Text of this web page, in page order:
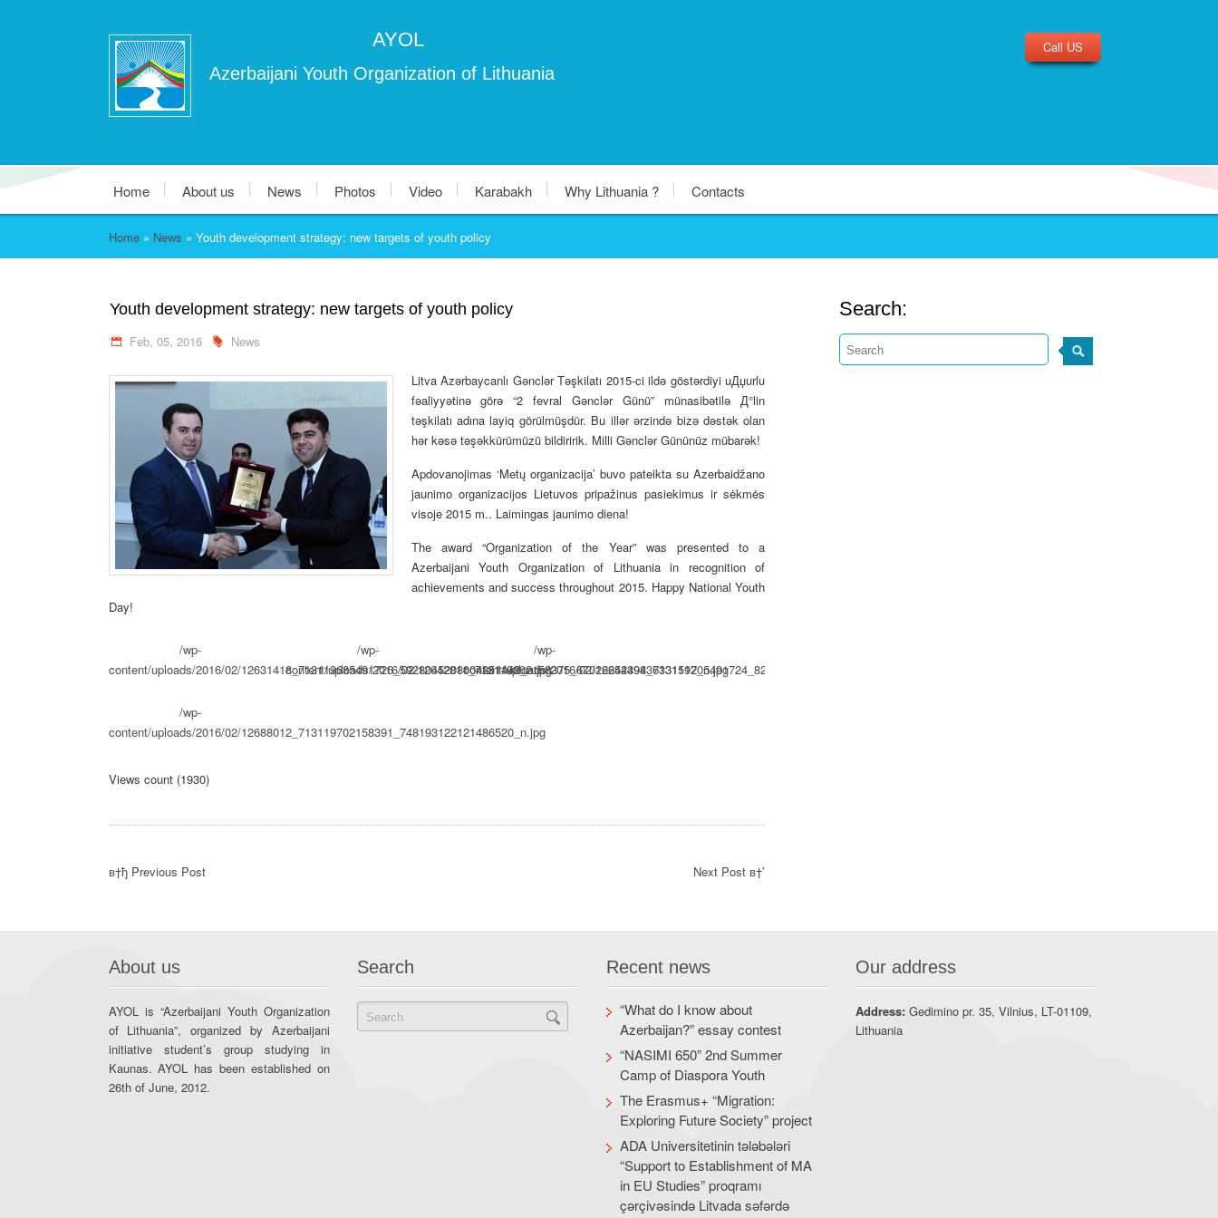
AYOL
Azerbaijani Youth Organization of Lithuania
Call US
Home About us News Photos Video Karabakh Why Lithuania ? Contacts
Home» News » Youth development strategy: new targets of youth policy
Youth development strategy: new targets of youth policy
Feb, 05, 2016 News
Litva Azərbaycanlı Gənclər Təşkilatı 2015-ci ildə göstərdiyi uДџurlu
fəaliyyətinə görə “2 fevral Gənclər Günü” münasibətilə Д°lin
təşkilatı adına layiq görülmüşdür. Bu illər ərzində bizə dəstək olan
hər kəsə təşəkkürümüzü bildiririk. Milli Gənclər Gününüz mübarək!
Apdovanojimas ‘Metų organizacija’ buvo pateikta su Azerbaidžano
jaunimo organizacijos Lietuvos pripažinus pasiekimus ir sėkmės
visoje 2015 m.. Laimingas jaunimo diena!
The award “Organization of the Year” was presented to a
Azerbaijani Youth Organization of Lithuania in recognition of
achievements and success throughout 2015. Happy National Youth
Day!
/wp-
content/uploads/2016/02/12631418_713119685491726_5928045208004251442_n.jpg
/wp-
content/uploads/2016/02/12642811_713119862158375_6702624249836331512_n.jpg
/wp-
content/uploads/2016/02/12654394_713119705491724_8290244734526485866_n.jpg
/wp-
content/uploads/2016/02/12688012_713119702158391_748193122121486520_n.jpg
Views count (1930)
в†ђ Previous Post Next Post в†’
Search:
About us
AYOL is “Azerbaijani Youth Organization
of Lithuania”, organized by Azerbaijani
initiative student’s group studying in
Kaunas. AYOL has been established on
26th of June, 2012.
Search Recent news
“What do I know about
Azerbaijan?” essay contest
“NASIMI 650” 2nd Summer
Camp of Diaspora Youth
The Erasmus+ “Migration:
Exploring Future Society” project
ADA Universitetinin tələbələri
“Support to Establishment of MA
in EU Studies” proqramı
çərçivəsində Litvada səfərdə
Our address
Address: Gedimino pr. 35, Vilnius, LT-01109,
Lithuania